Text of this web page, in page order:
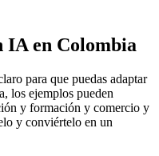
IAen Colombia
para que puedas adaptar
, los ejemplos pueden
y formación y comercio y
y conviértelo en un